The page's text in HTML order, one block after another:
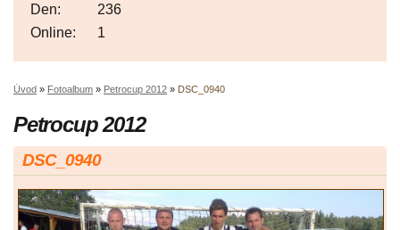
Online: 1
Den:
236
Úvod » Fotoalbum » Petrocup 2012 » DSC_0940
Petrocup 2012
DSC_0940